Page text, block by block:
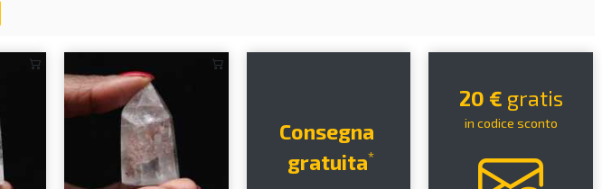
Consegna
gratuita*
20 € gratis
in codice sconto